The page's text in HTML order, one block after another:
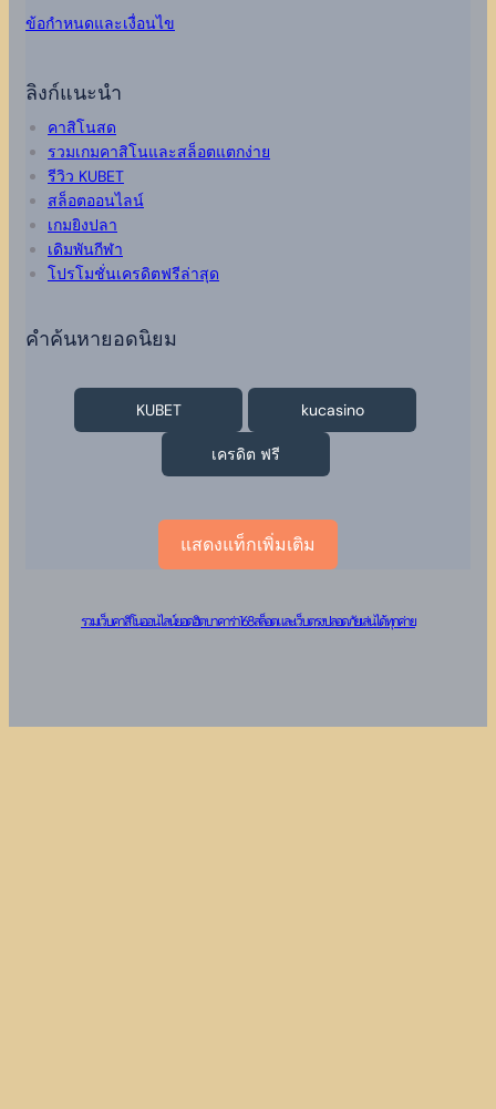
ข้อกำหนดและเงื่อนไข
ลิงก์แนะนำ
คาสิโนสด
รวมเกมคาสิโนและสล็อตแตกง่าย
รีวิว KUBET
สล็อตออนไลน์
เกมยิงปลา
เดิมพันกีฬา
โปรโมชั่นเครดิตฟรีล่าสุด
คำค้นหายอดนิยม
KUBET kucasino
เครดิต ฟรี
แสดงแท็กเพิ่มเติม
รวมเว็บคาสิโนออนไลน์ยอดฮิต บาคาร่า 168 สล็อต และเว็บตรงปลอดภัย เล่นได้ทุกค่าย